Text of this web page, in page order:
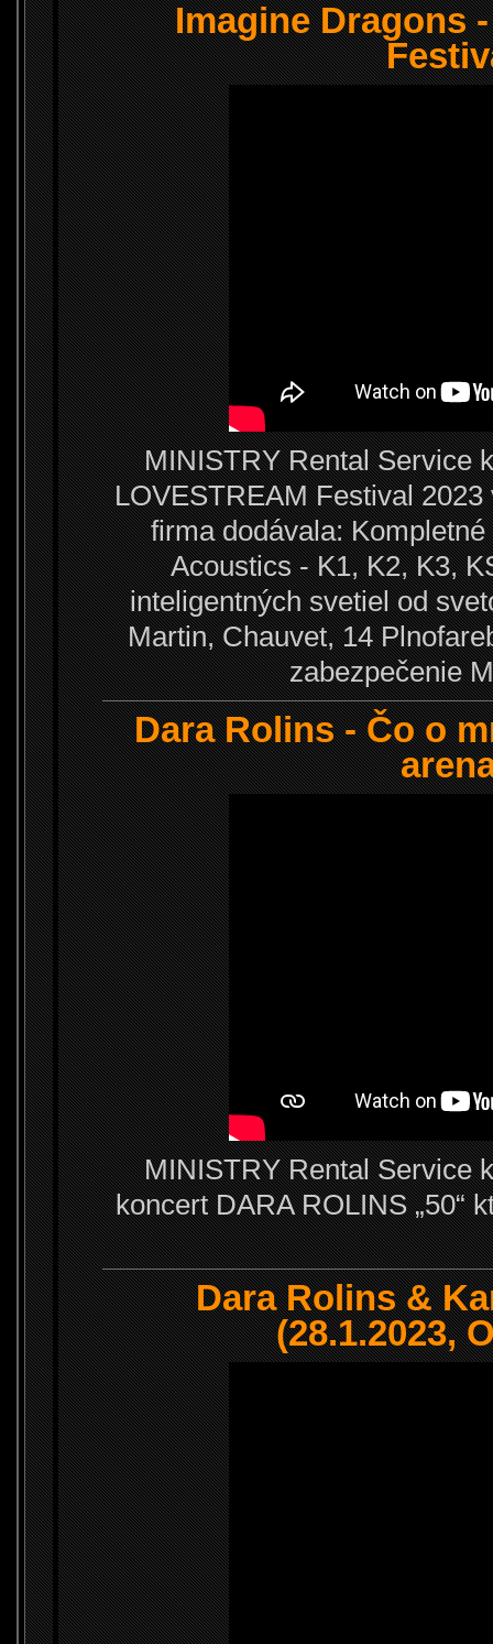
Imagine Dragons
MINISTRY Rental Service
LOVESTREAM Festival
firma dodávala:
Acoustics - K1, K2, K3,
inteligentných svetiel od
Martin, Chauvet, 14
zabezpečenie
Dara Rolins - Čo o
MINISTRY Rental Service
koncert DARA ROLINS „50“
Dara Rolins &
(28.1.2023,